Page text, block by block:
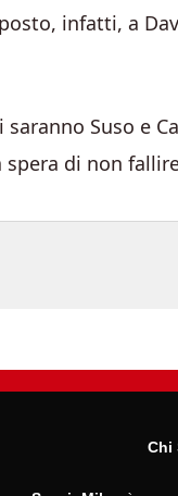
infatti, a
Suso e
spera di non
Chi